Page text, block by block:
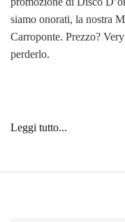
siamo onorati, la nostra
Carroponte. Prezzo?
perderlo.
Leggi tutto...